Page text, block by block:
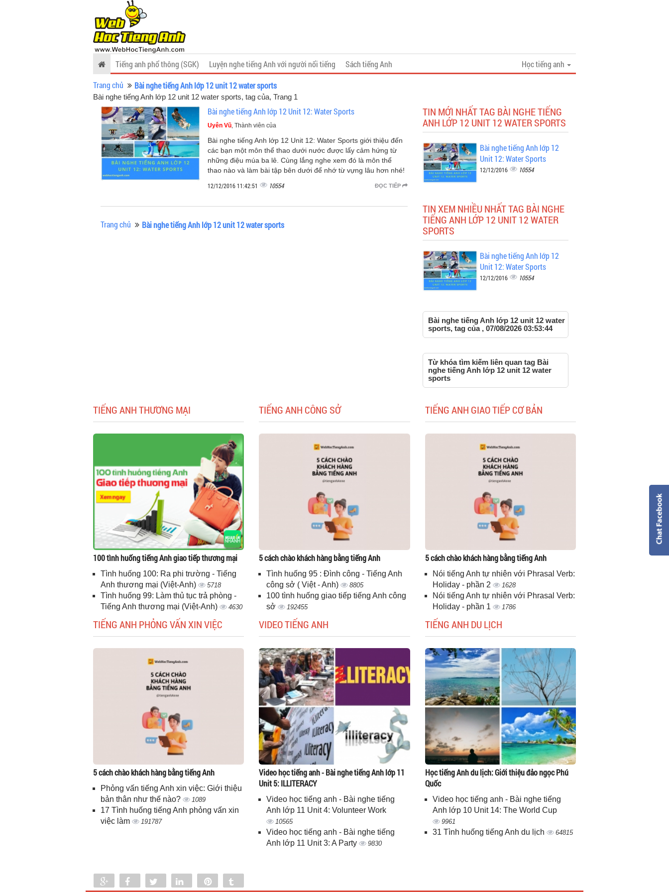
Tiếng anh phổ thông (SGK) Luyện nghe tiếng Anh với người nổi tiếng Sách tiếng Anh
Học tiếng anh
Trang chủ
Bài nghe tiếng Anh lớp 12 unit 12 water sports
Bài nghe tiếng Anh lớp 12 unit 12 water sports, tag của, Trang 1
Bài nghe tiếng Anh lớp 12 Unit 12: Water Sports
Uyên Vũ, Thành viên của
Bài nghe tiếng Anh lớp 12 Unit 12: Water Sports giới thiệu đến
các bạn một môn thể thao dưới nước được lấy cảm hứng từ
những điệu múa ba lê. Cùng lắng nghe xem đó là môn thể
thao nào và làm bài tập bên dưới để nhớ từ vựng lâu hơn nhé!
ĐỌC TIẾP
12/12/2016 11:42:51 10554
Trang chủ Bài nghe tiếng Anh lớp 12 unit 12 water sports
TIN MỚI NHẤT TAG BÀI NGHE TIẾNG
ANH LỚP 12 UNIT 12 WATER SPORTS
Bài nghe tiếng Anh lớp 12
Unit 12: Water Sports
12/12/2016 10554
TIN XEM NHIỀU NHẤT TAG BÀI NGHE
TIẾNG ANH LỚP 12 UNIT 12 WATER
SPORTS
Bài nghe tiếng Anh lớp 12
Unit 12: Water Sports
12/12/2016 10554
Bài nghe tiếng Anh lớp 12 unit 12 water
sports, tag của , 07/08/2026 03:53:44
Từ khóa tìm kiếm liên quan tag Bài
nghe tiếng Anh lớp 12 unit 12 water
sports
TIẾNG ANH THƯƠNG MẠI
100 tình huống tiếng Anh giao tiếp thương mại
Tình huống 100: Ra phi trường - Tiếng
Anh thương mại (Việt-Anh)
5718
Tình huống 99: Làm thủ tục trả phòng -
Tiếng Anh thương mại (Việt-Anh)
4630
TIẾNG ANH CÔNG SỞ
5 cách chào khách hàng bằng tiếng Anh
Tình huống 95 : Đình công - Tiếng Anh
công sở ( Việt - Anh)
8805
100 tình huống giao tiếp tiếng Anh công
sở
192455
TIẾNG ANH GIAO TIẾP CƠ BẢN
5 cách chào khách hàng bằng tiếng Anh
Nói tiếng Anh tự nhiên với Phrasal Verb:
Holiday - phần 2
1628
Nói tiếng Anh tự nhiên với Phrasal Verb:
Holiday - phần 1
1786
TIẾNG ANH PHỎNG VẤN XIN VIỆC
5 cách chào khách hàng bằng tiếng Anh
Phỏng vấn tiếng Anh xin việc: Giới thiệu
bản thân như thế nào?
1089
17 Tình huống tiếng Anh phỏng vấn xin
việc làm
191787
VIDEO TIẾNG ANH
Video học tiếng anh - Bài nghe tiếng Anh lớp 11
Unit 5: ILLITERACY
Video học tiếng anh - Bài nghe tiếng
Anh lớp 11 Unit 4: Volunteer Work
10565
Video học tiếng anh - Bài nghe tiếng
Anh lớp 11 Unit 3: A Party
9830
TIẾNG ANH DU LỊCH
Học tiếng Anh du lịch: Giới thiệu đảo ngọc Phú
Quốc
Video học tiếng anh - Bài nghe tiếng
Anh lớp 10 Unit 14: The World Cup
9961
31 Tình huống tiếng Anh du lịch 64815
Share Share Tweet Share